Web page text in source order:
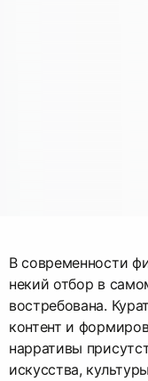
В современности
некий отбор в
востребована.
контент и
нарративы
искусства,